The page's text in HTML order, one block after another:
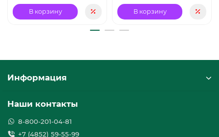
В корзину В корзину
Информация
Наши контакты
8-800-201-04-81
+7 (4852) 59-55-99